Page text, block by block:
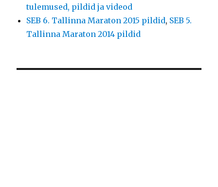
tulemused, pildid ja videod
SEB 6. Tallinna Maraton 2015 pildid, SEB 5.
Tallinna Maraton 2014 pildid